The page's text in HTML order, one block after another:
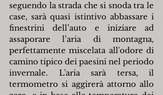
seguendo la strada che si snoda tra le
case, sarà quasi istintivo abbassare i
finestrini dell’auto e iniziare ad
assaporare l’aria di montagna,
perfettamente miscelata all'odore di
camino tipico dei paesini nel periodo
invernale. L'aria sarà tersa, il
termometro si aggirerà attorno allo